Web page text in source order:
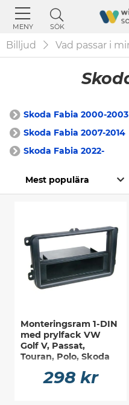
MENY SÖK
Billjud Vad passar i
Skoda Fabia 2000-2003
Skoda Fabia 2007-2014
Skoda Fabia 2022-
Monteringsram 1-DIN
med prylfack VW
Golf V, Passat,
Touran, Polo, Skoda
298 kr